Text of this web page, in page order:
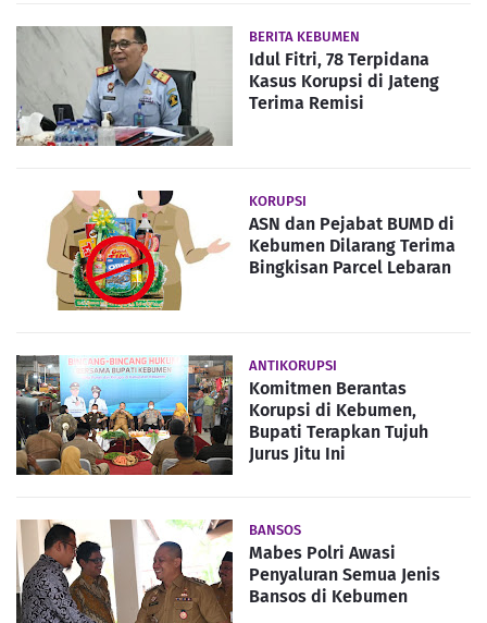
BERITA KEBUMEN
Idul Fitri, 78 Terpidana
Kasus Korupsi di Jateng
Terima Remisi
KORUPSI
ASN dan Pejabat BUMD di
Kebumen Dilarang Terima
Bingkisan Parcel Lebaran
ANTIKORUPSI
Komitmen Berantas
Korupsi di Kebumen,
Bupati Terapkan Tujuh
Jurus Jitu Ini
BANSOS
Mabes Polri Awasi
Penyaluran Semua Jenis
Bansos di Kebumen